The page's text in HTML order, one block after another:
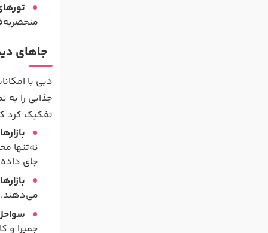
جاهای
دبی با
جذابی را به
تفکیک کرد
نه‌تنها
جای
می‌دهند.
جمیرا و